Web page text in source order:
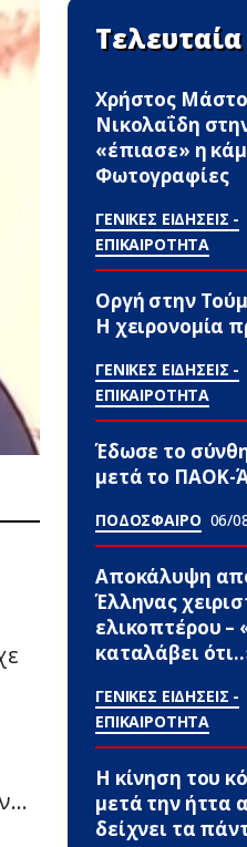
Χρήστος
Νικολαΐδη
«έπιασε» η
Φωτογραφίες
ΓΕΝΙΚΕΣ ΕΙΔΗΣΕΙΣ -
ΕΠΙΚΑΙΡΟΤΗΤΑ
Οργή στην
Η χειρονομία
ΓΕΝΙΚΕΣ ΕΙΔΗΣΕΙΣ -
ΕΠΙΚΑΙΡΟΤΗΤΑ
Έδωσε το
μετά το ΠΑΟΚ-
ΠΟΔΟΣΦΑΙΡΟ 06/
Αποκάλυψη από
Έλληνας
ελικοπτέρου –
καταλάβει
ΓΕΝΙΚΕΣ ΕΙΔΗΣΕΙΣ -
ΕΠΙΚΑΙΡΟΤΗΤΑ
Η κίνηση του
μετά την ήττα
δείχνει τα